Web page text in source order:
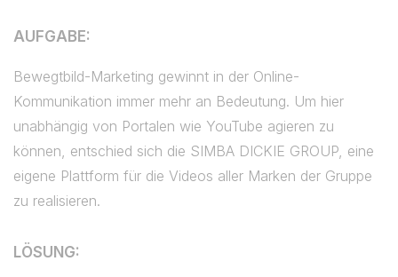
AUFGABE:
Bewegtbild-Marketing gewinnt in der Online-
Kommunikation immer mehr an Bedeutung. Um hier
unabhängig von Portalen wie YouTube agieren zu
können, entschied sich die SIMBA DICKIE GROUP, eine
eigene Plattform für die Videos aller Marken der Gruppe
zu realisieren.
LÖSUNG: